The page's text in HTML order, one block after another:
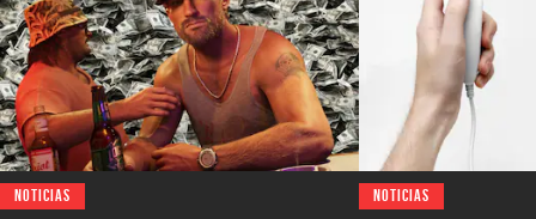
NOTICIAS NOTICIAS